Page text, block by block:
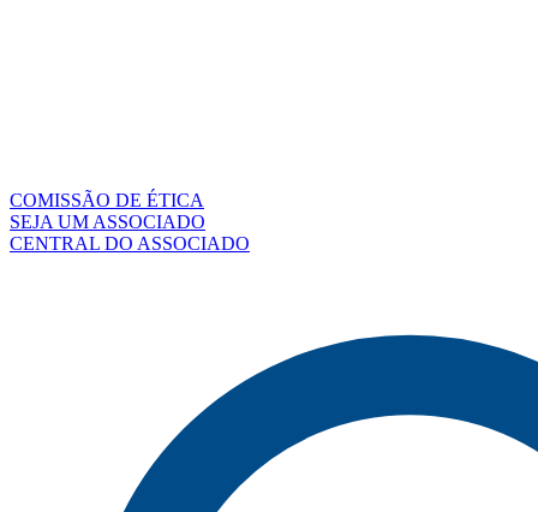
COMISSÃO DE ÉTICA
SEJA UM ASSOCIADO
CENTRAL DO ASSOCIADO